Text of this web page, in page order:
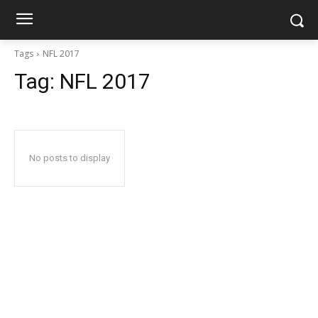
Tags NFL 2017
Tag: NFL 2017
No posts to display